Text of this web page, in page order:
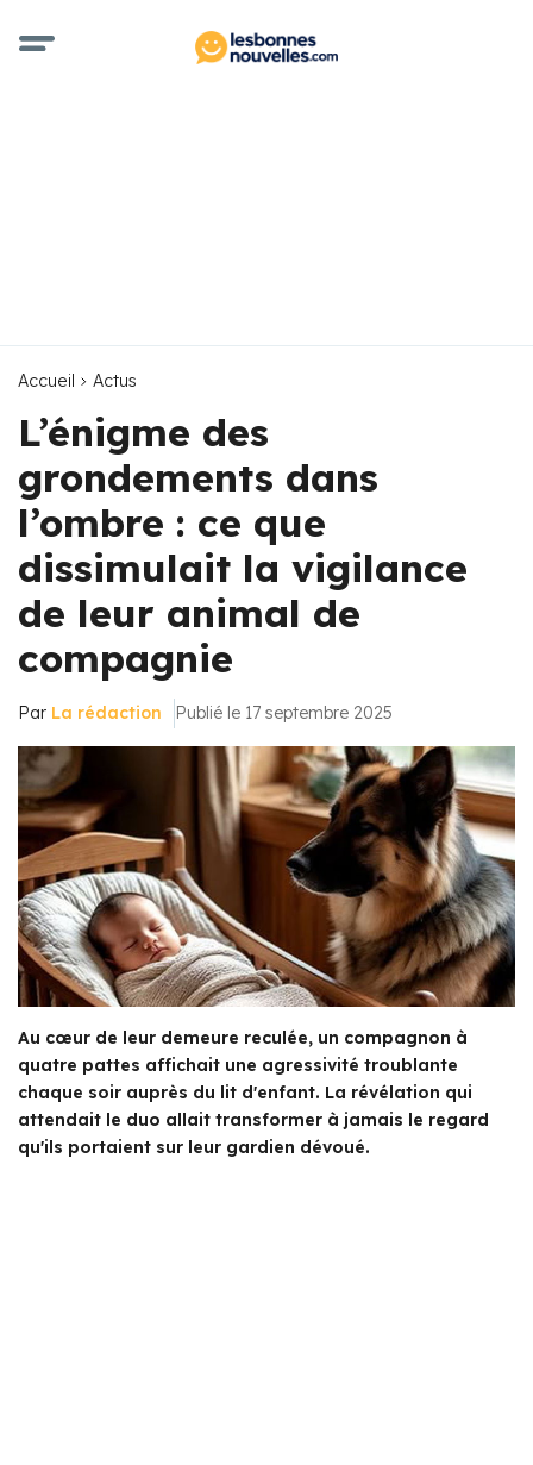
Accueil Actus
L’énigme des
grondements dans
l’ombre : ce que
dissimulait la vigilance
de leur animal de
compagnie
Par La rédaction Publié le 17 septembre 2025
Au cœur de leur demeure reculée, un compagnon à
quatre pattes affichait une agressivité troublante
chaque soir auprès du lit d'enfant. La révélation qui
attendait le duo allait transformer à jamais le regard
qu'ils portaient sur leur gardien dévoué.